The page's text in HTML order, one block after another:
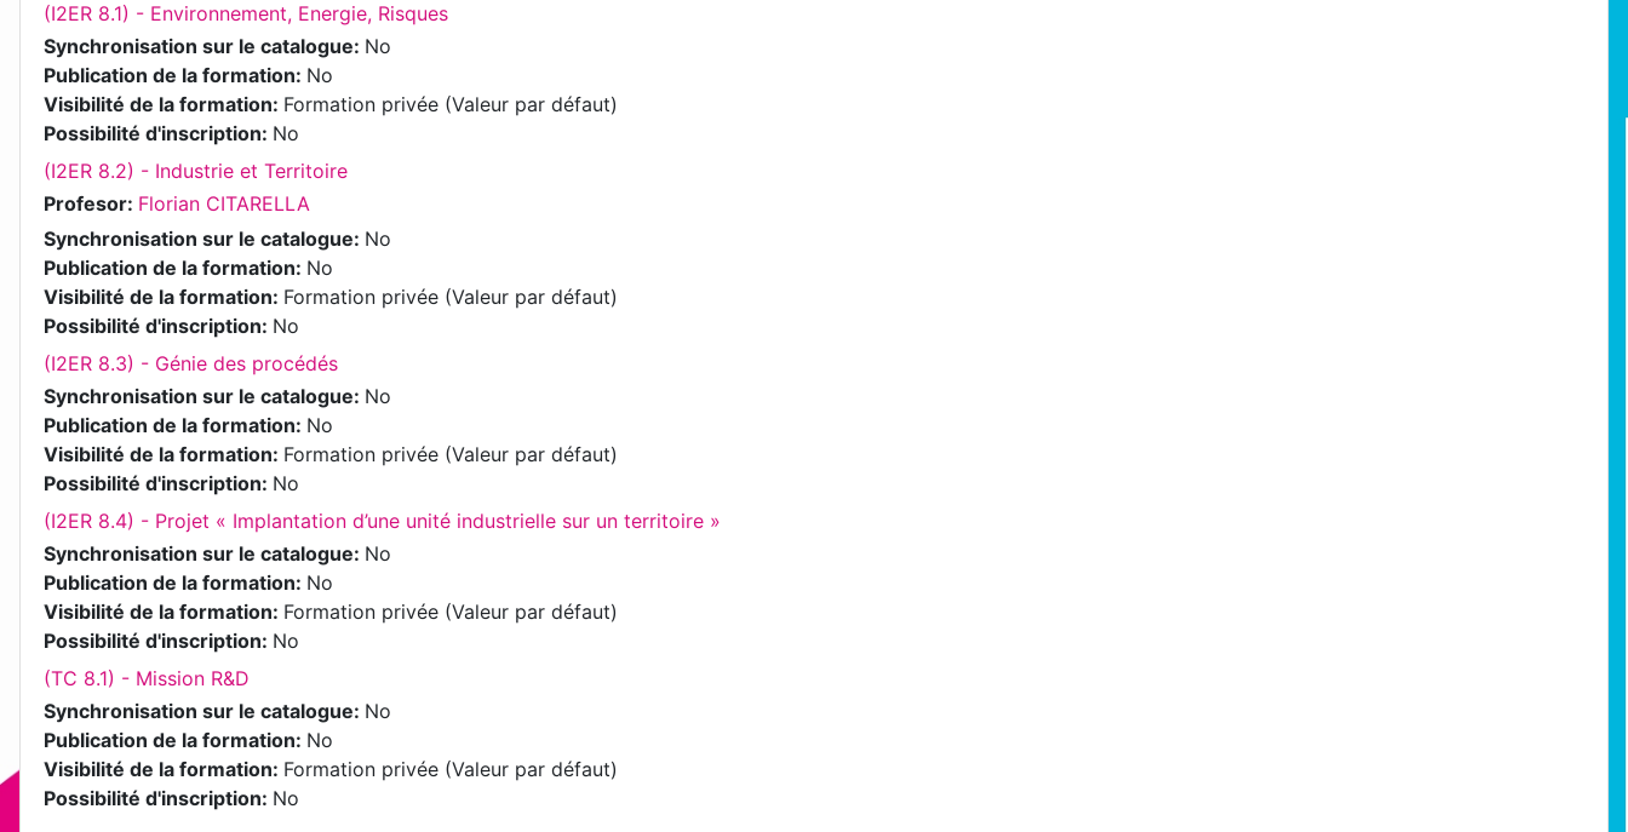
(I2ER 8.1) - Environnement, Energie, Risques
Synchronisation sur le catalogue: No
Publication de la formation: No
Visibilité de la formation: Formation privée (Valeur par défaut)
Possibilité d'inscription: No
(I2ER 8.2) - Industrie et Territoire
Profesor: Florian CITARELLA
Synchronisation sur le catalogue: No
Publication de la formation: No
Visibilité de la formation: Formation privée (Valeur par défaut)
Possibilité d'inscription: No
(I2ER 8.3) - Génie des procédés
Synchronisation sur le catalogue: No
Publication de la formation: No
Visibilité de la formation: Formation privée (Valeur par défaut)
Possibilité d'inscription: No
(I2ER 8.4) - Projet « Implantation d’une unité industrielle sur un territoire »
Synchronisation sur le catalogue: No
Publication de la formation: No
Visibilité de la formation: Formation privée (Valeur par défaut)
Possibilité d'inscription: No
(TC 8.1) - Mission R&D
Synchronisation sur le catalogue: No
Publication de la formation: No
Visibilité de la formation: Formation privée (Valeur par défaut)
Possibilité d'inscription: No